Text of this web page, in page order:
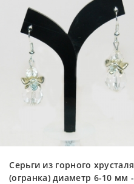
Серьги из горного хрусталя
(огранка) диаметр 6-10 мм -